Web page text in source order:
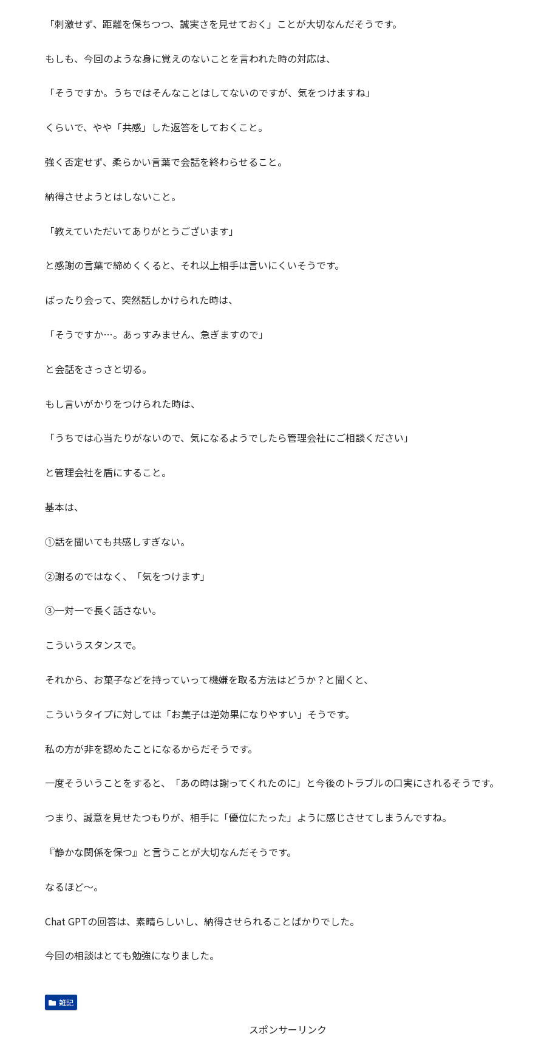
「刺激せず、距離を保ちつつ、誠実さを見せておく」ことが大切なんだそうです。
もしも、今回のような身に覚えのないことを言われた時の対応は、
「そうですか。うちではそんなことはしてないのですが、気をつけますね」
くらいで、やや「共感」した返答をしておくこと。
強く否定せず、柔らかい言葉で会話を終わらせること。
納得させようとはしないこと。
「教えていただいてありがとうございます」
と感謝の言葉で締めくくると、それ以上相手は言いにくいそうです。
ばったり会って、突然話しかけられた時は、
「そうですか…。あっすみません、急ぎますので」
と会話をさっさと切る。
もし言いがかりをつけられた時は、
「うちでは心当たりがないので、気になるようでしたら管理会社にご相談ください」
と管理会社を盾にすること。
基本は、
①話を聞いても共感しすぎない。
②謝るのではなく、「気をつけます」
③一対一で長く話さない。
こういうスタンスで。
それから、お菓子などを持っていって機嫌を取る方法はどうか？と聞くと、
こういうタイプに対しては「お菓子は逆効果になりやすい」そうです。
私の方が非を認めたことになるからだそうです。
一度そういうことをすると、「あの時は謝ってくれたのに」と今後のトラブルの口実にされるそうです。
つまり、誠意を見せたつもりが、相手に「優位にたった」ように感じさせてしまうんですね。
『静かな関係を保つ』と言うことが大切なんだそうです。
なるほど～。
Chat GPTの回答は、素晴らしいし、納得させられることばかりでした。
今回の相談はとても勉強になりました。
雑記
スポンサーリンク